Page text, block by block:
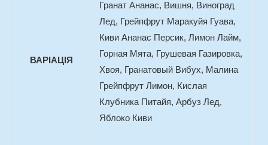
ВАРІАЦІЯ
Гранат Ананас, Вишня, Виноград
Лед, Грейпфрут Маракуйя Гуава,
Киви Ананас Персик, Лимон Лайм,
Горная Мята, Грушевая Газировка,
Хвоя, Гранатовый Вибух, Малина
Грейпфрут Лимон, Кислая
Клубника Питайя, Арбуз Лед,
Яблоко Киви